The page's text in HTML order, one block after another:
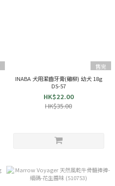
售完
INABA 犬用潔齒牙膏(雞柳) 幼犬 18g
DS-57
HK$22.00
HK$35.00